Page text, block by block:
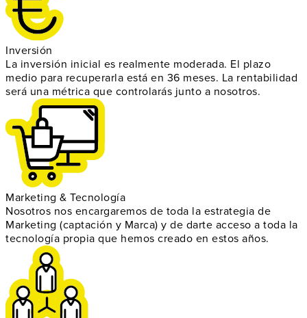
Inversión
La inversión inicial es realmente moderada. El plazo
medio para recuperarla está en 36 meses. La rentabilidad
será una métrica que controlarás junto a nosotros.
Marketing & Tecnología
Nosotros nos encargaremos de toda la estrategia de
Marketing (captación y Marca) y de darte acceso a toda la
tecnología propia que hemos creado en estos años.